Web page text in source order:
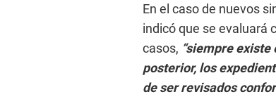
En el caso de nuevos
indicó que se evaluará
casos, “siempre
posterior, los
de ser revisados